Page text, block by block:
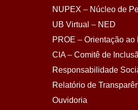
NUPEX – Núcleo de
UB Virtual – NED
PROE – Orientação ao
CIA – Comitê de
Responsabilidade
Relatório de
Ouvidoria